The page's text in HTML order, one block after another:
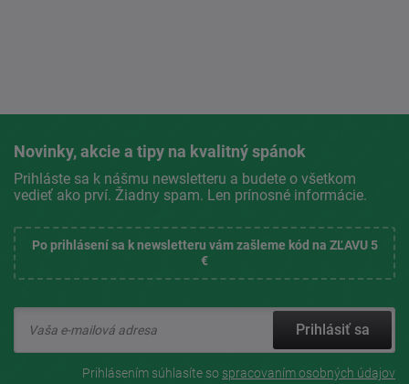
Novinky, akcie a tipy na kvalitný spánok
Prihláste sa k nášmu newsletteru a budete o všetkom
vedieť ako prví. Žiadny spam. Len prínosné informácie.
Po prihlásení sa k newsletteru vám zašleme kód na ZĽAVU 5
€
Prihlásiť sa
Prihlásením súhlasíte so spracovaním osobných údajov